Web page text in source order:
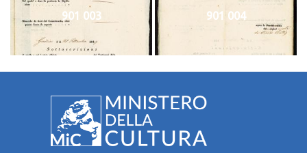
901 003 901 004